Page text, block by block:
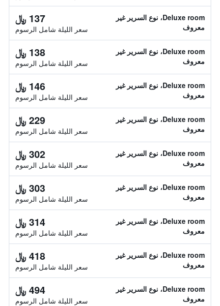
Deluxe room، نوع السرير غير
معروف
137 ﷼
سعر الليلة شامل الرسوم
Deluxe room، نوع السرير غير
معروف
138 ﷼
سعر الليلة شامل الرسوم
Deluxe room، نوع السرير غير
معروف
146 ﷼
سعر الليلة شامل الرسوم
Deluxe room، نوع السرير غير
معروف
229 ﷼
سعر الليلة شامل الرسوم
Deluxe room، نوع السرير غير
معروف
302 ﷼
سعر الليلة شامل الرسوم
Deluxe room، نوع السرير غير
معروف
303 ﷼
سعر الليلة شامل الرسوم
Deluxe room، نوع السرير غير
معروف
314 ﷼
سعر الليلة شامل الرسوم
Deluxe room، نوع السرير غير
معروف
418 ﷼
سعر الليلة شامل الرسوم
Deluxe room، نوع السرير غير
معروف
494 ﷼
سعر الليلة شامل الرسوم